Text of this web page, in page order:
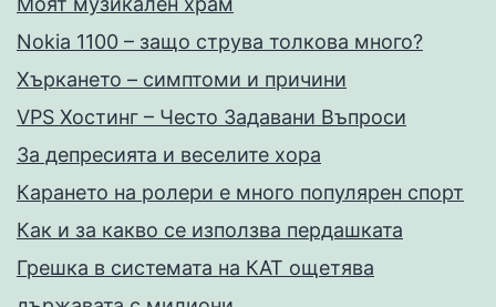
Nokia 1100 – защо струва толкова много?
Хъркането – симптоми и причини
VPS Хостинг – Често Задавани Въпроси
За депресията и веселите хора
Карането на ролери е много популярен спорт
Как и за какво се използва пердашката
Грешка в системата на КАТ ощетява